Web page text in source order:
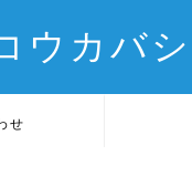
ウカバ
せ